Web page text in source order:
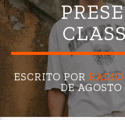
ESCRITO POR
DE